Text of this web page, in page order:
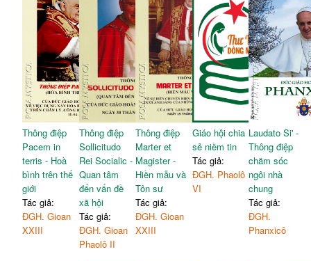
Thông điệp
Pacem in
terris - Hoà
bình trên thế
giới
Tác giả:
ĐGH. Gioan
XXIII
Thông điệp
Sollicitudo
Rei Socialic -
Quan tâm
đến vấn đề
xã hội
Tác giả:
ĐGH. Gioan
Phaolô II
Thông điệp
Marter et
Magister -
Hiền mẫu và
Tôn sư
Tác giả:
ĐGH. Gioan
XXIII
Giáo hội chia
sẻ niềm tin
Tác giả:
ĐGH. Phaolô
VI
Laudato Si' -
Thông điệp
chăm sóc
ngôi nhà
chung
Tác giả:
ĐGH.
Phanxicô